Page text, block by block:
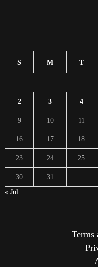
S M T
2 3 4
9 10 11
16 17 18
23 24 25
30
31
« Jul
Terms